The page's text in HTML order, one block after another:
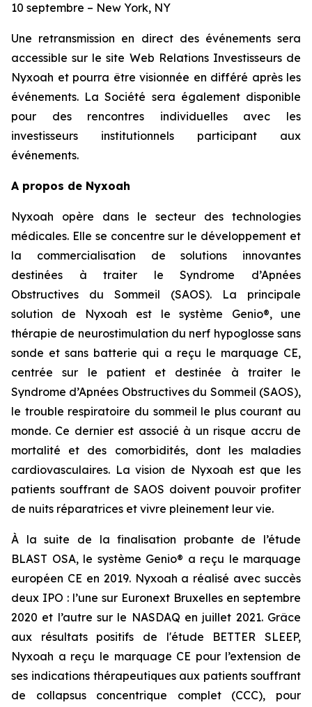
10 septembre – New York, NY
Une retransmission en direct des événements sera
accessible sur le site Web Relations Investisseurs de
Nyxoah et pourra être visionnée en différé après les
événements. La Société sera également disponible
pour des rencontres individuelles avec les
investisseurs institutionnels participant aux
événements.
A propos de Nyxoah
Nyxoah opère dans le secteur des technologies
médicales. Elle se concentre sur le développement et
la commercialisation de solutions innovantes
destinées à traiter le Syndrome d’Apnées
Obstructives du Sommeil (SAOS). La principale
solution de Nyxoah est le système Genio®, une
thérapie de neurostimulation du nerf hypoglosse sans
sonde et sans batterie qui a reçu le marquage CE,
centrée sur le patient et destinée à traiter le
Syndrome d’Apnées Obstructives du Sommeil (SAOS),
le trouble respiratoire du sommeil le plus courant au
monde. Ce dernier est associé à un risque accru de
mortalité et des comorbidités, dont les maladies
cardiovasculaires. La vision de Nyxoah est que les
patients souffrant de SAOS doivent pouvoir profiter
de nuits réparatrices et vivre pleinement leur vie.
À la suite de la finalisation probante de l’étude
BLAST OSA, le système Genio® a reçu le marquage
européen CE en 2019. Nyxoah a réalisé avec succès
deux IPO : l’une sur Euronext Bruxelles en septembre
2020 et l’autre sur le NASDAQ en juillet 2021. Grâce
aux résultats positifs de l'étude BETTER SLEEP,
Nyxoah a reçu le marquage CE pour l’extension de
ses indications thérapeutiques aux patients souffrant
de collapsus concentrique complet (CCC), pour